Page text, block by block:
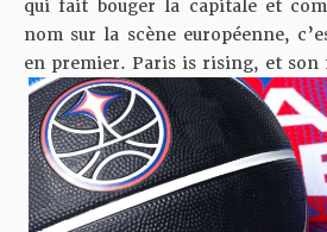
qui fait bouger la capitale et
nom sur la scène européenne,
en premier. Paris is rising, et son